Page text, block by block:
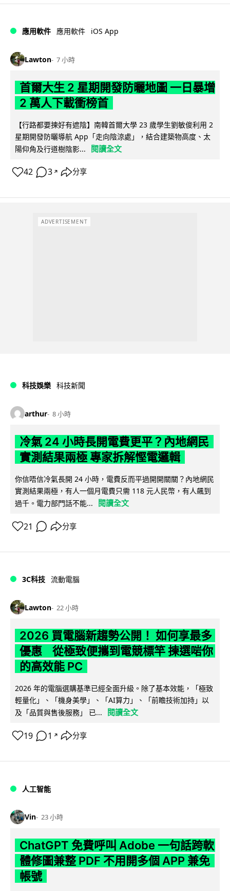
應用軟件 應用軟件 iOS App
Lawton 7 小時
首爾大生 2 星期開發防曬地圖 一日暴增
2 萬人下載衝榜首
【行路都要揀好有遮陰】南韓首爾大學 23 歲學生劉敏俊利用 2
星期開發防曬導航 App「走向陰涼處」，結合建築物高度、太
陽仰角及行道樹陰影...
閱讀全文
42 3 ↗ 分享
ADVERTISEMENT
科技娛樂 科技新聞
arthur 8 小時
冷氣 24 小時長開電費更平？內地網民
實測結果兩極 專家拆解慳電邏輯
你信唔信冷氣長開 24 小時，電費反而平過開開關關？內地網民
實測結果兩極，有人一個月電費只需 118 元人民幣，有人飆到
過千。電力部門話不能...
閱讀全文
21 分享
3C科技 流動電腦
Lawton 22 小時
2026 買電腦新趨勢公開！ 如何享最多
優惠 從極致便攜到電競標竿 揀選啱你
的高效能 PC
2026 年的電腦選購基準已經全面升級。除了基本效能，「極致
輕量化」、「機身美學」、「AI算力」、「前瞻技術加持」以
及「品質與售後服務」 已...
閱讀全文
19 1 ↗ 分享
人工智能
Vin 23 小時
ChatGPT 免費呼叫 Adobe 一句話跨軟
體修圖兼整 PDF 不用開多個 APP 兼免
帳號